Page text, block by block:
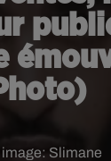
Slimane